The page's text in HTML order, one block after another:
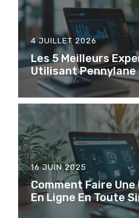
4 JUILLET 2026
Les 5 Meilleurs
Utilisant Pennylane
16 JUIN 2025
Comment Faire
En Ligne En Toute